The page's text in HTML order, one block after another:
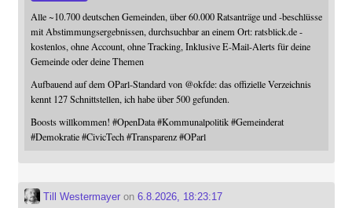
Alle ~10.700 deutschen Gemeinden, über 60.000 Ratsanträge und -beschlüsse
mit Abstimmungsergebnissen, durchsuchbar an einem Ort: ratsblick.de -
kostenlos, ohne Account, ohne Tracking, Inklusive E-Mail-Alerts für deine
Gemeinde oder deine Themen
Aufbauend auf dem OParl-Standard von @okfde: das offizielle Verzeichnis
kennt 127 Schnittstellen, ich habe über 500 gefunden.
Boosts willkommen! #OpenData #Kommunalpolitik #Gemeinderat
#Demokratie #CivicTech #Transparenz #OParl
Till Westermayeron 6.8.2026, 18:23:17